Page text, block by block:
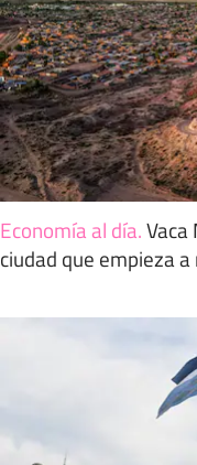
Economía al día.
ciudad que empieza